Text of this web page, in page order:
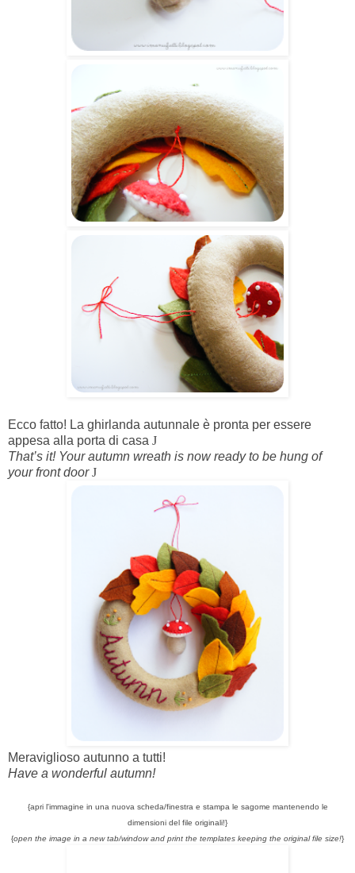
Ecco fatto! La ghirlanda autunnale è pronta per essere
appesa alla porta di casa J
That’s it! Your autumn wreath is now ready to be hung of
your front doorJ
Meraviglioso autunno a tutti!
Have a wonderful autumn!
{apri l'immagine in una nuova scheda/finestra e stampa le sagome mantenendo le
dimensioni del file originali!}
{open the image in a new tab/window and print the templates keeping the original file size!}